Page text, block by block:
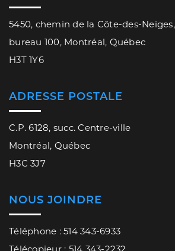
5450, chemin de la Côte-des-Neiges,
bureau 100, Montréal, Québec
H3T 1Y6
ADRESSE POSTALE
C.P. 6128, succ. Centre-ville
Montréal, Québec
H3C 3J7
NOUS JOINDRE
Téléphone : 514 343-6933
Télécopieur : 514 343-2232